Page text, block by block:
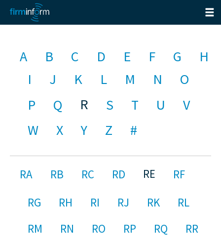
A B C D E F G
H
I
J K L M N
O
P
Q R S T U
V
W
X Y Z #
RA RB RC RD RE
RF
RG
RH RI RJ RK
RL
RM
RN RO RP RQ
RR